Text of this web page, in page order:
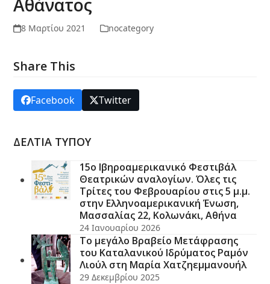
Αθάνατος
8 Μαρτίου 2021 nocategory
Share This
Facebook Twitter
ΔΕΛΤΙΑ ΤΥΠΟΥ
15ο Ιβηροαμερικανικό Φεστιβάλ
Θεατρικών αναλογίων. Όλες τις
Τρίτες του Φεβρουαρίου στις 5 μ.μ.
στην Ελληνοαμερικανική Ένωση,
Μασσαλίας 22, Κολωνάκι, Αθήνα
24 Ιανουαρίου 2026
Το μεγάλο Βραβείο Μετάφρασης
του Καταλανικού Ιδρύματος Ραμόν
Λιούλ στη Μαρία Χατζηεμμανουήλ
29 Δεκεμβρίου 2025